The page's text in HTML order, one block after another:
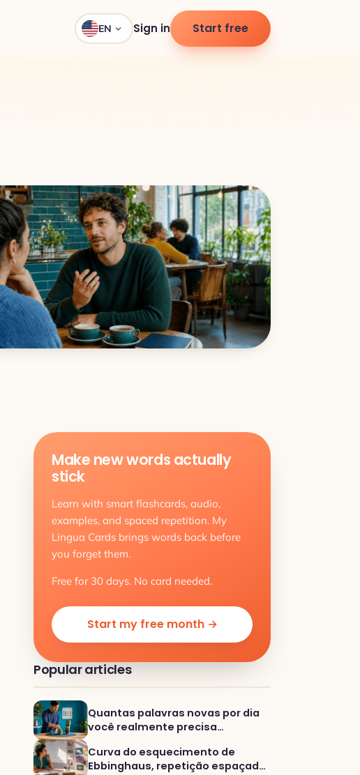
EN Sign in Start free
Make new words actually
stick
Learn with smart flashcards, audio,
examples, and spaced repetition. My
Lingua Cards brings words back before
you forget them.
Free for 30 days. No card needed.
Start my free month →
Popular articles
Quantas palavras novas por dia
você realmente precisa
Curva do esquecimento de
Ebbinghaus, repetição espaçada